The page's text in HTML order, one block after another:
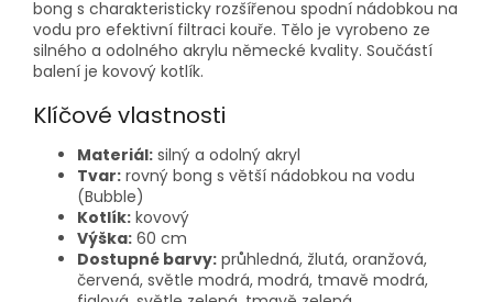
bong s charakteristicky rozšířenou spodní nádobkou na
vodu pro efektivní filtraci kouře. Tělo je vyrobeno ze
silného a odolného akrylu německé kvality. Součástí
balení je kovový kotlík.
Klíčové vlastnosti
Materiál: silný a odolný akryl
Tvar: rovný bong s větší nádobkou na vodu
(Bubble)
Kotlík: kovový
Výška: 60 cm
Dostupné barvy: průhledná, žlutá, oranžová,
červená, světle modrá, modrá, tmavě modrá,